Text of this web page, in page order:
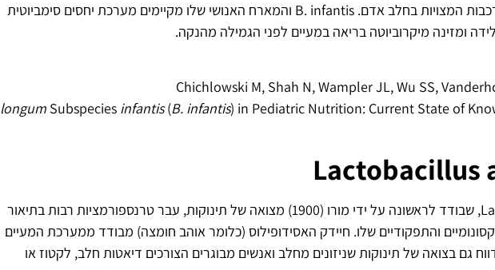
יכולתו לצרוך פחמימות מורכבות המצויות בחלב אדם. B. infantis והמארח האנושי שלו מקיימים מערכת יחסים סימביוטית
ומזינה מיקרוביוטה בריאה במעיים לפני הגמילה מהנקה.
Chichlowski M, Shah N, Wampler JL, Wu SS,
longum Subspecies infantis(B. infantis) in Pediatric Nutrition: Current State of
Lactobacillus
Lactobacillus acidophilus, שבודד לראשונה על ידי מורו (1900) מצואה של תינוקות, עבר טרנספורמציות רבות בתיאור
והתפקודיים שלו. חיידק האסידופילוס (כלומר אוהב חומצה) מבודד ממערכת המעיים
גם בצואה של תינוקות שניזונים מחלב ואנשים מבוגרים הצורכים דיאטות חלב, לקטוז או